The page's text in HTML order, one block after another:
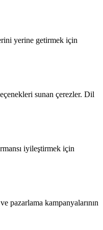
yerine getirmek için
sunan çerezler. Dil
iyileştirmek için
pazarlama kampanyalarının